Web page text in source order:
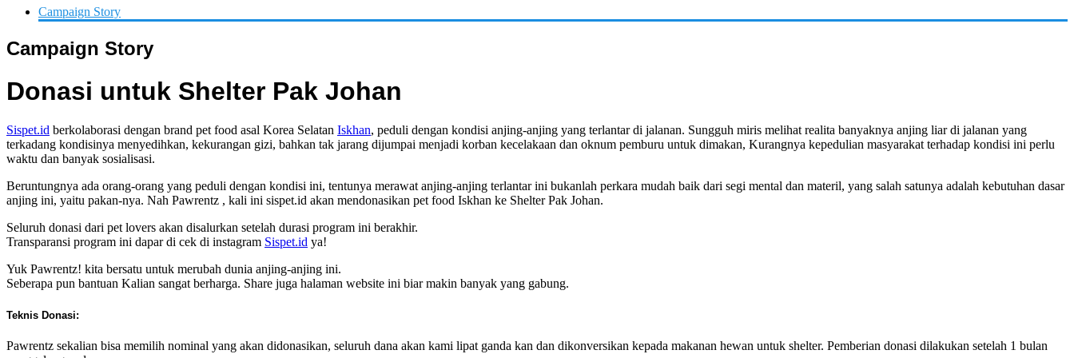
Campaign Story
Campaign Story
Donasi untuk Shelter Pak Johan
Sispet.id berkolaborasi dengan brand pet food asal Korea Selatan Iskhan, peduli dengan kondisi anjing-anjing yang terlantar di jalanan. Sungguh miris melihat realita banyaknya anjing liar di jalanan yang
terkadang kondisinya menyedihkan, kekurangan gizi, bahkan tak jarang dijumpai menjadi korban kecelakaan dan oknum pemburu untuk dimakan, Kurangnya kepedulian masyarakat terhadap kondisi ini perlu
waktu dan banyak sosialisasi.
Beruntungnya ada orang-orang yang peduli dengan kondisi ini, tentunya merawat anjing-anjing terlantar ini bukanlah perkara mudah baik dari segi mental dan materil, yang salah satunya adalah kebutuhan dasar
anjing ini, yaitu pakan-nya. Nah Pawrentz , kali ini sispet.id akan mendonasikan pet food Iskhan ke Shelter Pak Johan.
Seluruh donasi dari pet lovers akan disalurkan setelah durasi program ini berakhir.
Transparansi program ini dapar di cek di instagram Sispet.id ya!
Yuk Pawrentz! kita bersatu untuk merubah dunia anjing-anjing ini.
Seberapa pun bantuan Kalian sangat berharga. Share juga halaman website ini biar makin banyak yang gabung.
Teknis Donasi:
Pawrentz sekalian bisa memilih nominal yang akan didonasikan, seluruh dana akan kami lipat ganda kan dan dikonversikan kepada makanan hewan untuk shelter. Pemberian donasi dilakukan setelah 1 bulan